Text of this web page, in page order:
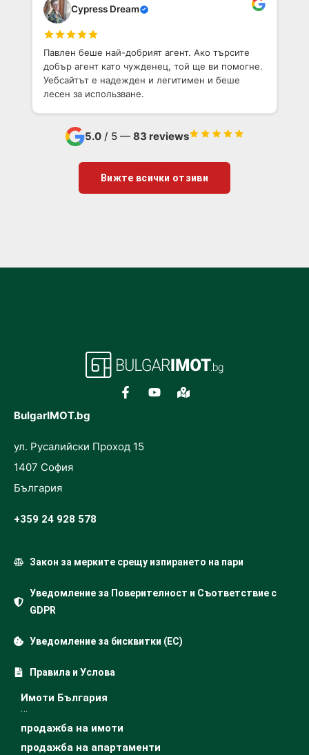
Cypress Dream
Павлен беше най-добрият агент. Ако търсите
добър агент като чужденец, той ще ви помогне.
Уебсайтът е надежден и легитимен и беше
лесен за использване.
5.0/ 5 — 83 reviews
Вижте всички отзиви
BulgarIMOT.bg
ул. Русалийски Проход 15
1407 София
България
+359 24 928 578
Закон за мерките срещу изпирането на пари
Уведомление за Поверителност и Съответствие с
GDPR
Уведомление за бисквитки (ЕС)
Правила и Услова
Имоти България
…
продажба на имоти
продажба на апартаменти